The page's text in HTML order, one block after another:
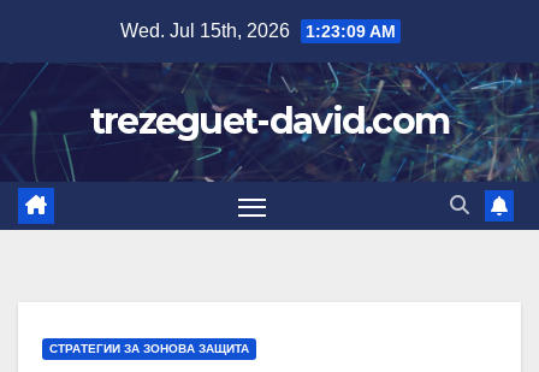
content
Wed. Jul 15th, 2026 1:23:10 AM
trezeguet-david.com
СТРАТЕГИИ ЗА ЗОНОВА ЗАЩИТА